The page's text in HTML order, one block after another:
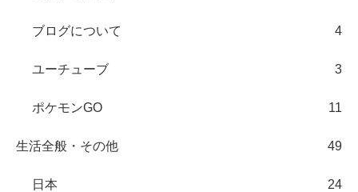
ブログについて 4
ユーチューブ 3
ポケモンGO 11
生活全般・その他 49
日本 24